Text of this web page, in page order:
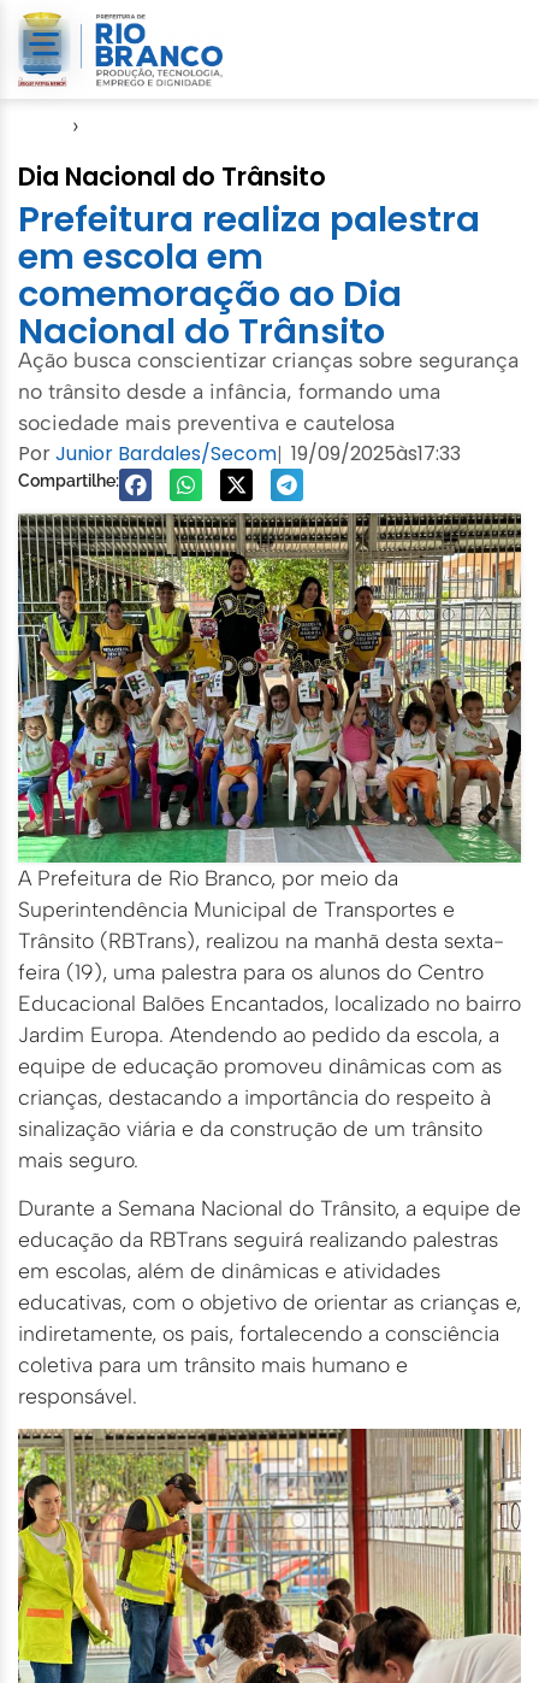
›
Dia Nacional do Trânsito
Prefeitura realiza palestra
em escola em
comemoração ao Dia
Nacional do Trânsito
Ação busca conscientizar crianças sobre segurança
no trânsito desde a infância, formando uma
sociedade mais preventiva e cautelosa
PorJunior Bardales/Secom| 19/09/2025às17:33
Compartilhe:
A Prefeitura de Rio Branco, por meio da
Superintendência Municipal de Transportes e
Trânsito (RBTrans), realizou na manhã desta sexta-
feira (19), uma palestra para os alunos do Centro
Educacional Balões Encantados, localizado no bairro
Jardim Europa. Atendendo ao pedido da escola, a
equipe de educação promoveu dinâmicas com as
crianças, destacando a importância do respeito à
sinalização viária e da construção de um trânsito
mais seguro.
Durante a Semana Nacional do Trânsito, a equipe de
educação da RBTrans seguirá realizando palestras
em escolas, além de dinâmicas e atividades
educativas, com o objetivo de orientar as crianças e,
indiretamente, os pais, fortalecendo a consciência
coletiva para um trânsito mais humano e
responsável.